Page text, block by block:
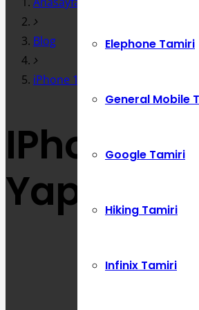
Elephone Tamiri
General Mobile
Google Tamiri
Hiking Tamiri
Infinix Tamiri
Blog
iPhone 13 Pro Kulaklık Soketi
IPhone
Yapılır?